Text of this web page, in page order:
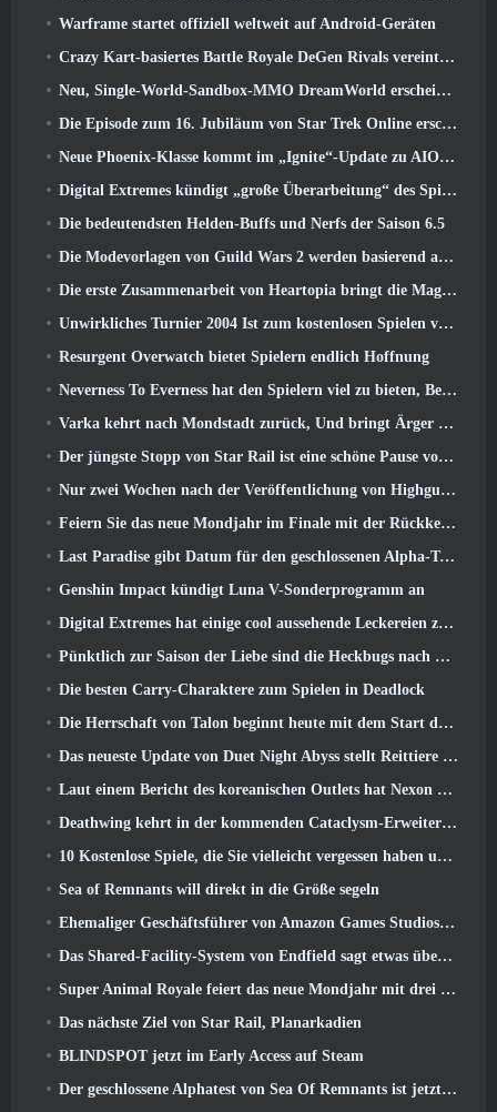
Warframe startet offiziell weltweit auf Android-Geräten
Crazy Kart-basiertes Battle Royale DeGen Rivals vereint all die Dinge, von denen Sie wahrscheinlich nicht wussten, dass Sie sie kombiniert haben wollten
Neu, Single-World-Sandbox-MMO DreamWorld erscheint im Early Access auf Steam
Die Episode zum 16. Jubiläum von Star Trek Online erscheint als Teil des „Corruption“-Updates
Neue Phoenix-Klasse kommt im „Ignite“-Update zu AION Classic EU
Digital Extremes kündigt „große Überarbeitung“ des Spielerfortschrittssystems von Soulframe an
Die bedeutendsten Helden-Buffs und Nerfs der Saison 6.5
Die Modevorlagen von Guild Wars 2 werden basierend auf dem Feedback der Spieler überarbeitet
Die erste Zusammenarbeit von Heartopia bringt die Magie der Freundschaft meines kleinen Ponys
Unwirkliches Turnier 2004 Ist zum kostenlosen Spielen verfügbar und Epic wird niemanden deswegen verklagen
Resurgent Overwatch bietet Spielern endlich Hoffnung
Neverness To Everness hat den Spielern viel zu bieten, Besonders lustig
Varka kehrt nach Mondstadt zurück, Und bringt Ärger mit sich im Luna V-Update von Genshin Impact
Der jüngste Stopp von Star Rail ist eine schöne Pause vom Trauma
Nur zwei Wochen nach der Veröffentlichung von Highguard gibt Wildlight Entertainment Entlassungen bekannt
Feiern Sie das neue Mondjahr im Finale mit der Rückkehr des „Bank It Mode“
Last Paradise gibt Datum für den geschlossenen Alpha-Test bekannt
Genshin Impact kündigt Luna V-Sonderprogramm an
Digital Extremes hat einige cool aussehende Leckereien zur Feier des Mondneujahrs in Warframe zusammengestellt
Pünktlich zur Saison der Liebe sind die Heckbugs nach Trove zurückgekehrt
Die besten Carry-Charaktere zum Spielen in Deadlock
Die Herrschaft von Talon beginnt heute mit dem Start der Overwatch-Saison 1: Eroberung
Das neueste Update von Duet Night Abyss stellt Reittiere vor
Laut einem Bericht des koreanischen Outlets hat Nexon ein StarCraft-Shooter-Entwicklerteam zusammengestellt
Deathwing kehrt in der kommenden Cataclysm-Erweiterung nach Hearthstone zurück
10 Kostenlose Spiele, die Sie vielleicht vergessen haben und die am PvP-Fest von Steam teilnehmen
Sea of ​​Remnants will direkt in die Größe segeln
Ehemaliger Geschäftsführer von Amazon Games Studios übernimmt die Leitung des westlichen Verlagswesens von Aion 2
Das Shared-Facility-System von Endfield sagt etwas über Spieler aus
Super Animal Royale feiert das neue Mondjahr mit drei Wochen voller Super-Pferde-Events
Das nächste Ziel von Star Rail, Planarkadien
BLINDSPOT jetzt im Early Access auf Steam
Der geschlossene Alphatest von Sea Of Remnants ist jetzt live